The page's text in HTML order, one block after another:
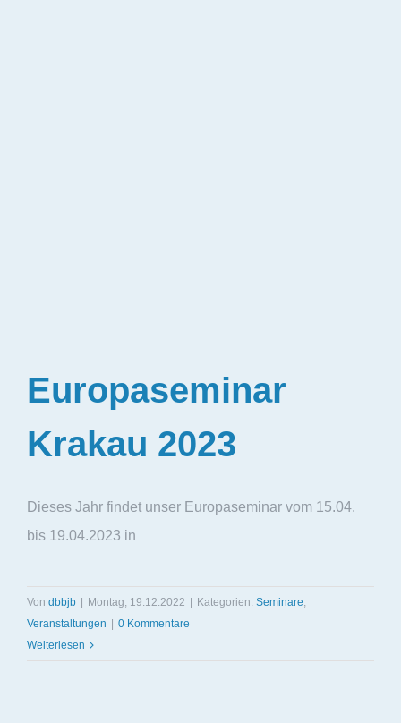
Europaseminar
Krakau 2023
Dieses Jahr findet unser Europaseminar vom 15.04.
bis 19.04.2023 in
Von dbbjb Montag, 19.12.2022 Kategorien: Seminare,
Veranstaltungen
0 Kommentare
Weiterlesen